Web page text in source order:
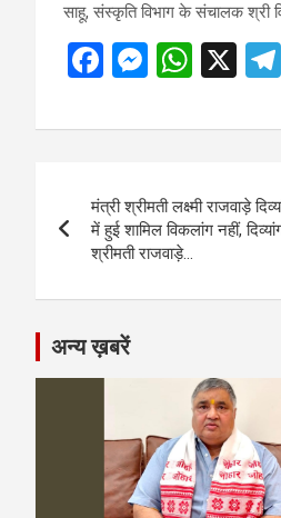
साहू, संस्कृति विभाग के संचालक श्री
F
ce
o
o
k
M
se
g
er
W
at
A
p
X
navigation
मंत्री श्रीमती लक्ष्मी राजवाड़े
में हुई शामिल विकलांग नहीं,
श्रीमती राजवाड़े…
अन्य ख़बरें